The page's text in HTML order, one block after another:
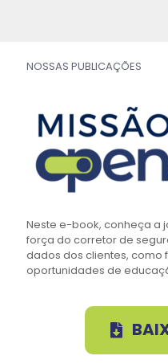
NOSSAS PUBLICAÇÕES
Neste e-book, conheça a
força do corretor de
dados dos clientes, como
oportunidades de